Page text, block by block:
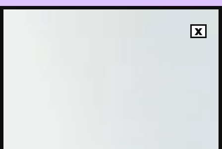
WEKEA Opening: Maak mee!
Onthulling van de megahuiskamer
X